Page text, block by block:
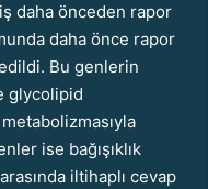
daha önceden rapor
daha önce rapor
Bu genlerin
glycolipid
ise bağışıklık
iltihaplı cevap